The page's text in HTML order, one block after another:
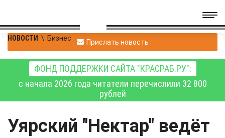
НОВОСТИ \ Бизнес Прислать новость
ФОНД ПОДДЕРЖКИ САЙТА "КРАСРАБ.РУ":
с начала 2026 года читатели перечислили 32 800
рублей
Уярский "Нектар" ведёт